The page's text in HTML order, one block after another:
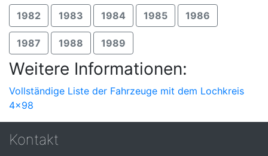
1982 1983 1984 1985 1986
1987 1988 1989
Weitere Informationen:
Vollständige Liste der Fahrzeuge mit dem Lochkreis
4x98
Kontakt